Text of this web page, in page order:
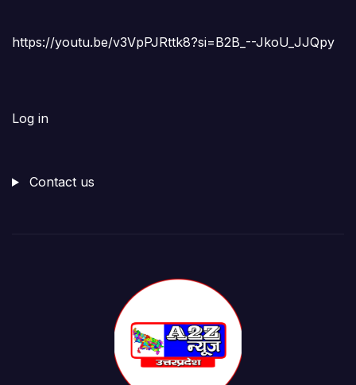
https://youtu.be/v3VpPJRttk8?si=B2B_--JkoU_JJQpy
Log in
Contact us